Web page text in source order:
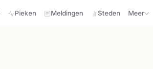
Pieken Meldingen Steden Meer